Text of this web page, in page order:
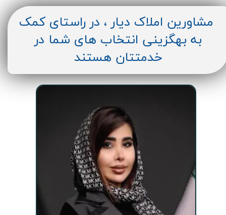
مشاورین املاک دیار ، در راستای کمک
به بهگزینی انتخاب های شما در
خدمتتان هستند